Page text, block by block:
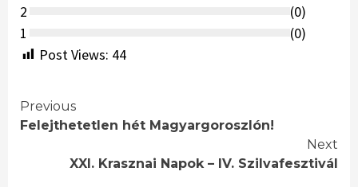
2
(0)
1
(0)
Post Views: 44
Continue
Previous
Felejthetetlen hét Magyargoroszlón!
Next
XXI. Krasznai Napok – IV. Szilvafesztivál